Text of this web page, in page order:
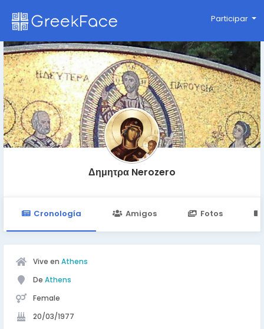
Participar
Δημητρα Nerozero
Cronología Amigos Fotos
Vive en Athens
De Athens
Female
20/03/1977